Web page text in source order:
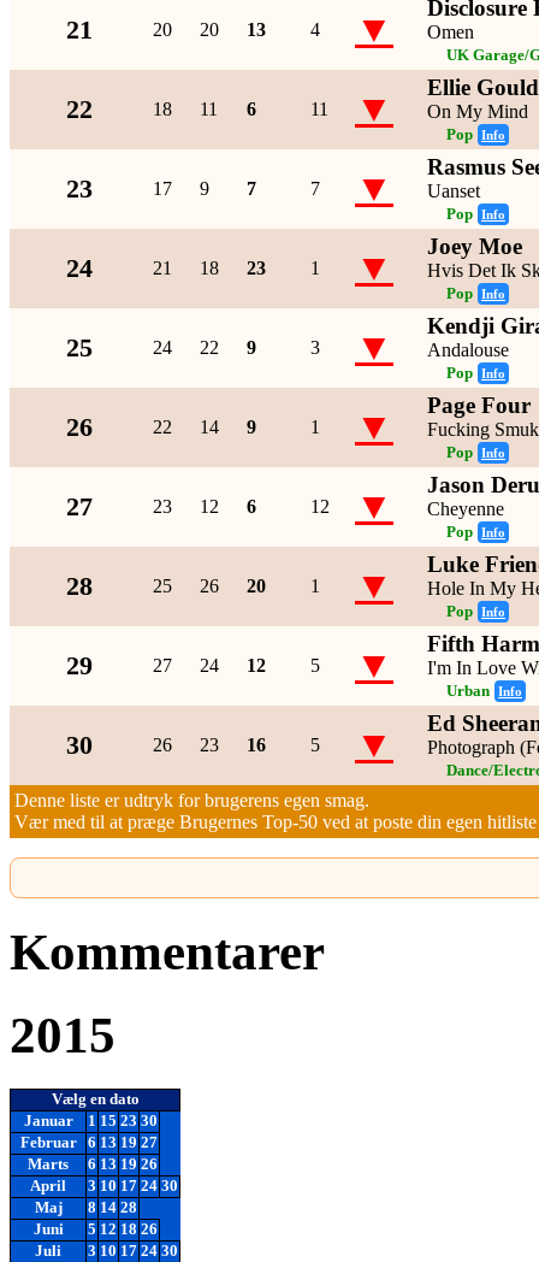
21 20 20 13 4 ▼ Disclosure
Omen
UK Garage/
22 18 11 6 11 ▼ Ellie
On My Mind
Pop Info
23 17 9 7 7 ▼ Rasmus
Uanset
Pop Info
24 21 18 23 1 ▼ Joey Moe
Hvis Det Ik
Pop Info
25 24 22 9 3 ▼ Kendji
Andalouse
Pop Info
26 22 14 9 1 ▼ Page Four
Fucking Smuk
Pop Info
27 23 12 6 12 ▼ Jason
Cheyenne
Pop Info
28 25 26 20 1 ▼ Luke
Hole In My
Pop Info
29 27 24 12 5 ▼ Fifth
I'm In Love
Urban Info
30 26 23 16 5 ▼ Ed
Photograph
Dance/
Denne liste er udtryk for brugerens egen smag.
Vær med til at præge Brugernes Top-50 ved at poste din egen hitliste
Kommentarer
2015
Vælg en dato
Januar
1 15 23 30
Februar
6 13 19 27
Marts
6 13 19 26
April
3 10 17 24 30
Maj
8 14 28
Juni
5 12 18 26
Juli
3 10 17 24 30